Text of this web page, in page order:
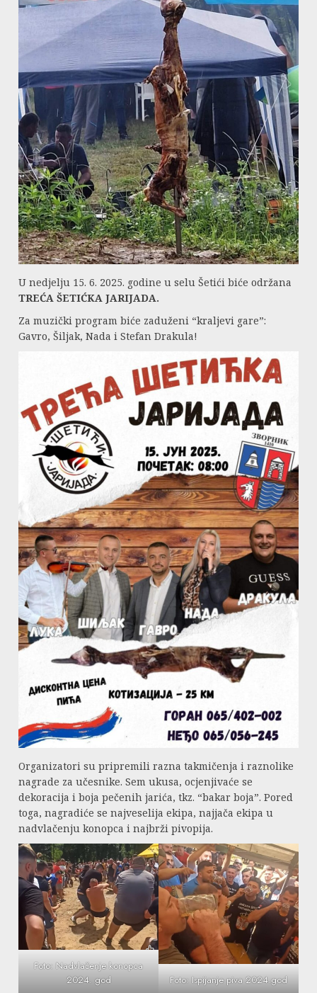
U nedjelju 15. 6. 2025. godine u selu Šetići biće održana
TREĆA ŠETIĆKA JARIJADA.
Za muzički program biće zaduženi “kraljevi gare”:
Gavro, Šiljak, Nada i Stefan Drakula!
Organizatori su pripremili razna takmičenja i raznolike
nagrade za učesnike. Sem ukusa, ocjenjivaće se
dekoracija i boja pečenih jarića, tkz. “bakar boja”. Pored
toga, nagradiće se najveselija ekipa, najjača ekipa u
nadvlačenju konopca i najbrži pivopija.
Foto: Nadvlačenje konopca
2024. god
Foto: Ispijanje piva 2024.god